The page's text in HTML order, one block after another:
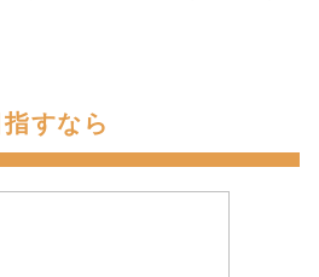
すなら